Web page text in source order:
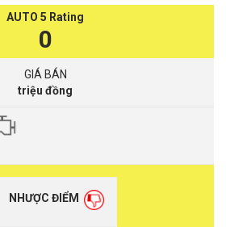
AUTO 5 Rating
0
GIÁ BÁN
triệu đồng
NHƯỢC ĐIỂM